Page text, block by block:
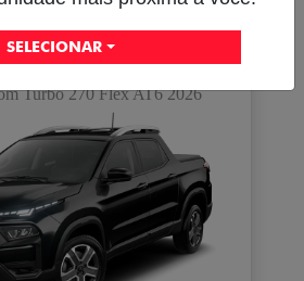
TORO
Turbo 270 Flex AT6 2026
SELECIONAR